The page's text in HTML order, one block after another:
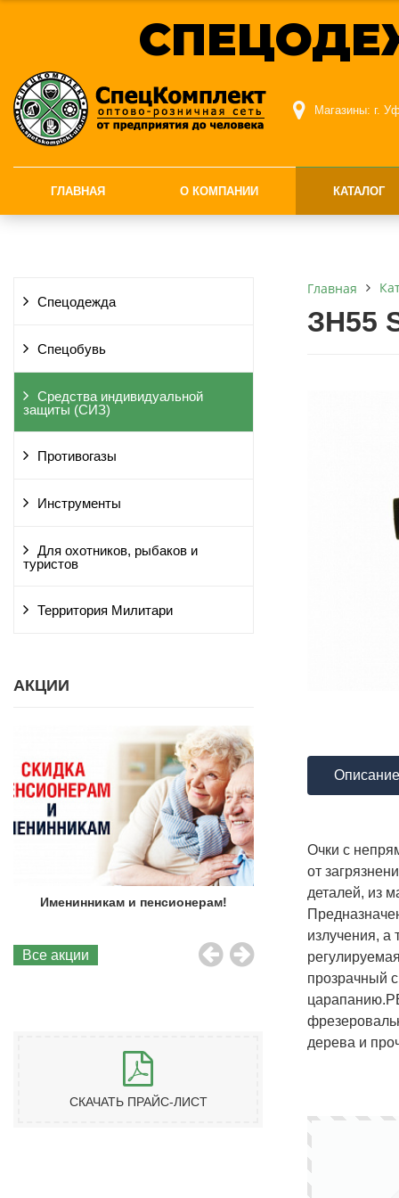
Магазины: г.
ГЛАВНАЯ О КОМПАНИИ КАТАЛОГ
Спецодежда
Спецобувь
Средства индивидуальной
защиты (СИЗ)
Противогазы
Инструменты
Для охотников, рыбаков и
туристов
Территория Милитари
АКЦИИ
Именинникам и пенсионерам! Бесплатная
Все акции
СКАЧАТЬ ПРАЙС-ЛИСТ
Главная
ЗН55
Описание
Очки c
от
деталей, из
излучения, а
прозрачный
царапанию.
дерева и